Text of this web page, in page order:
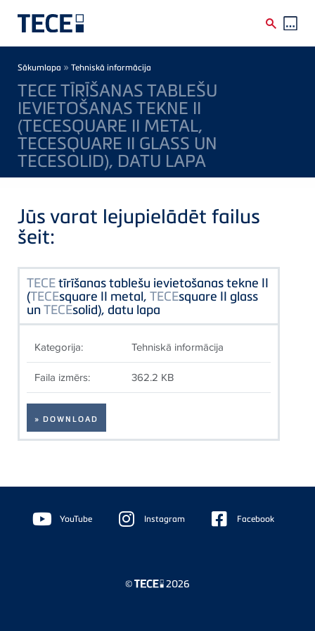
Breadcrumb
Sākumlapa » Tehniskā informācija
TECE TĪRĪŠANAS TABLEŠU
IEVIETOŠANAS TEKNE II
(TECESQUARE II METAL,
TECESQUARE II GLASS UN
TECESOLID), DATU LAPA
Jūs varat lejupielādēt failus
šeit:
TECEtīrīšanas tablešu ievietošanas tekne II
(TECEsquare II metal, TECEsquare II glass
unTECEsolid), datu lapa
Kategorija: Tehniskā informācija
Faila izmērs: 362.2 KB
» DOWNLOAD
Floating
Sidebar YouTube Instagram Facebook
© 2026